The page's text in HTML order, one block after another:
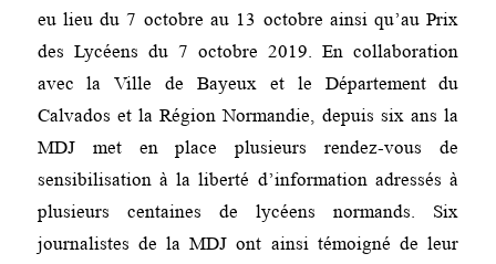
eu lieu du 7 octobre au 13 octobre ainsi qu’au Prix
des Lycéens du 7 octobre 2019. En collaboration
avec la Ville de Bayeux et le Département du
Calvados et la Région Normandie, depuis six ans la
MDJ met en place plusieurs rendez-vous de
sensibilisation à la liberté d’information adressés à
plusieurs centaines de lycéens normands. Six
journalistes de la MDJ ont ainsi témoigné de leur